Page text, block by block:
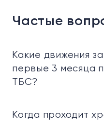
Частые
Какие движения
первые 3 месяца
ТБС?
Когда проходит